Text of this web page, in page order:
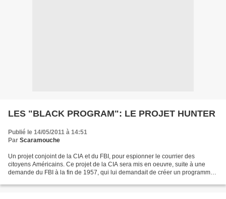
LES "BLACK PROGRAM": LE PROJET HUNTER
Publié le 14/05/2011 à 14:51
Par Scaramouche
Un projet conjoint de la CIA et du FBI, pour espionner le courrier des
citoyens Américains. Ce projet de la CIA sera mis en oeuvre, suite à une
demande du FBI à la fin de 1957, qui lui demandait de créer un programme